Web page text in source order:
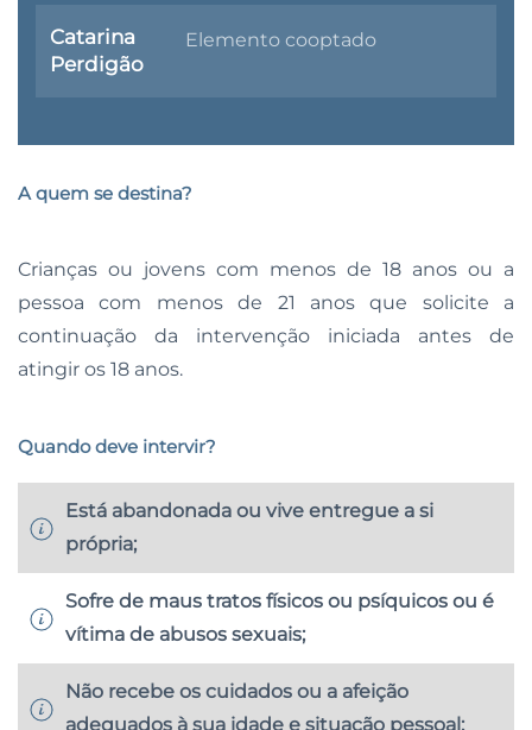
Catarina
Perdigão
Elemento cooptado
A quem se destina?
Crianças ou jovens com menos de 18 anos ou a
pessoa com menos de 21 anos que solicite a
continuação da intervenção iniciada antes de
atingir os 18 anos.
Quando deve intervir?
Está abandonada ou vive entregue a si
própria;
Sofre de maus tratos físicos ou psíquicos ou é
vítima de abusos sexuais;
Não recebe os cuidados ou a afeição
adequados à sua idade e situação pessoal;